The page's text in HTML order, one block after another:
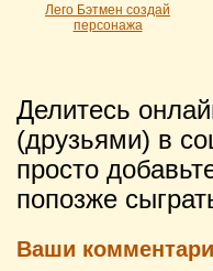
Лего Бэтмен создай
персонажа
Делитесь
(друзьями) в
просто
попозже
Ваши